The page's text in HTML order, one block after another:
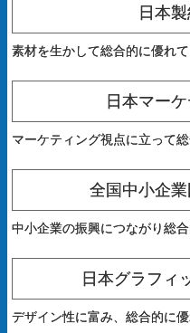
日本
素材を生かして総合的に優れ
日本マー
マーケティング視点に立って
全国中小企
中小企業の振興につながり総
日本グラフィ
デザイン性に富み、総合的に